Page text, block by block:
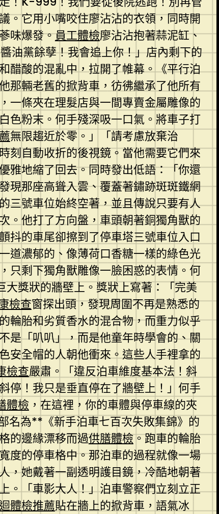
。它用小嘴咬住廖沾沾的衣領，同時開
味爆發。員工體檢廖沾沾抱著蒜泥缸、
油黨餘孽！我會追上你！」店內剩下的
醋酸的混亂中，拉開了帷幕。《平行泊
那輛老舊的掀背車，彷彿繼承了他所有
一條夾在理髮店與一間專賣金屬雕像的
色粉末。何手殘深吸一口氣。將車子打
無限趨近於零。」「請考慮放棄治
刻自動收折的後視鏡。當他需要它們來
雅地縮了回去。同時發出低語：「你還
現那座高聳入雲、覆蓋著鏽跡斑斑鐵網
三號車位始終空著，並且傳說只要有人
。他打了方向盤，車頭朝著銅獨角獸的
抖的車尾卻擦到了停車塔三號車位入口
道濃郁的、像薄荷口香糖一樣的綠色光
只剩下獨角獸雕像一臉困惑的表情。何
獎狀的牆壁上。獎狀上寫著：「完美
檢查窗探出頭，發現周圍不再是熟悉的
輪胎和劣質香水的混合物，而重力似乎
是「叭叭」，而是他童年時學會的、關
安全帽的人朝他衝來。這些人手裡拿的
檢查嚴肅。「違反泊車維度基本法！斜
停！我只是垂直停在了牆壁上！」何手
體檢 ，在這裡，你的車體與停車線的夾
名為**《新手泊車七百次失敗集錦》的
的邊緣漂移而過供膳體檢。跑車的輪胎
度的停車格中。那泊車的過程就像一場
，她戴著一副透明護目鏡，冷酷地朝著
。「車影大人！」泊車警察們立刻立正
體檢推薦貼在牆上的掀背車，語氣冰